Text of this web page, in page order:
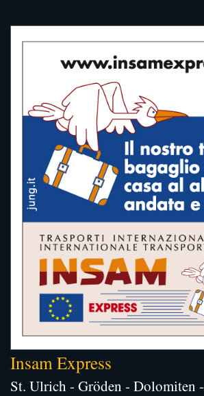
Insam Express
St. Ulrich - Gröden - Dolomiten